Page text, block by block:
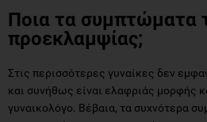
Ποια τα συμπτώματα
προεκλαμψίας;
Στις περισσότερες γυναίκες δεν
και συνήθως είναι ελαφριάς μορφής
γυναικολόγο. Βέβαια, τα συχνότερα